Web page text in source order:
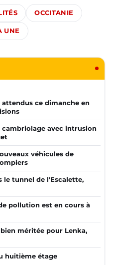
OCCITANIE
UNE
attendus ce dimanche en
cambriolage avec intrusion
véhicules de
le tunnel de l'Escalette,
pollution est en cours à
méritée pour Lenka,
huitième étage